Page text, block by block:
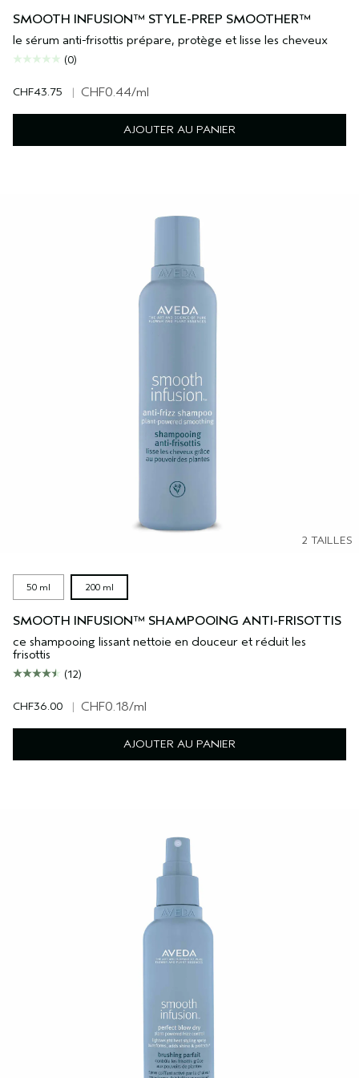
SMOOTH INFUSION™ STYLE-PREP SMOOTHER™
le sérum anti-frisottis prépare, protège et lisse les cheveux
(0)
CHF43.75 | CHF0.44/ml
AJOUTER AU PANIER
2 TAILLES
50 ml 200 ml
SMOOTH INFUSION™ SHAMPOOING ANTI-FRISOTTIS
ce shampooing lissant nettoie en douceur et réduit les
frisottis
(12)
CHF36.00 | CHF0.18/ml
AJOUTER AU PANIER